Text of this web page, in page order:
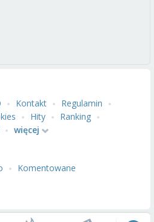
Kontakt
Regulamin
Hity
Ranking
więcej
Komentowane